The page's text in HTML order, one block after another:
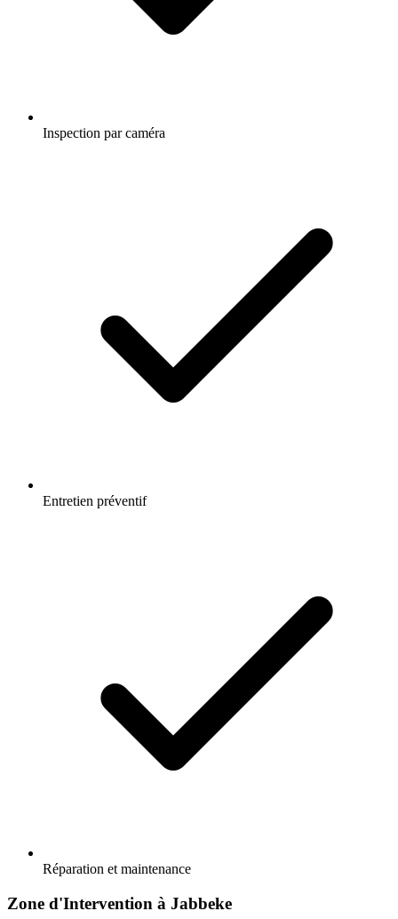
Inspection par caméra
Entretien préventif
Réparation et maintenance
Zone d'Intervention à Jabbeke